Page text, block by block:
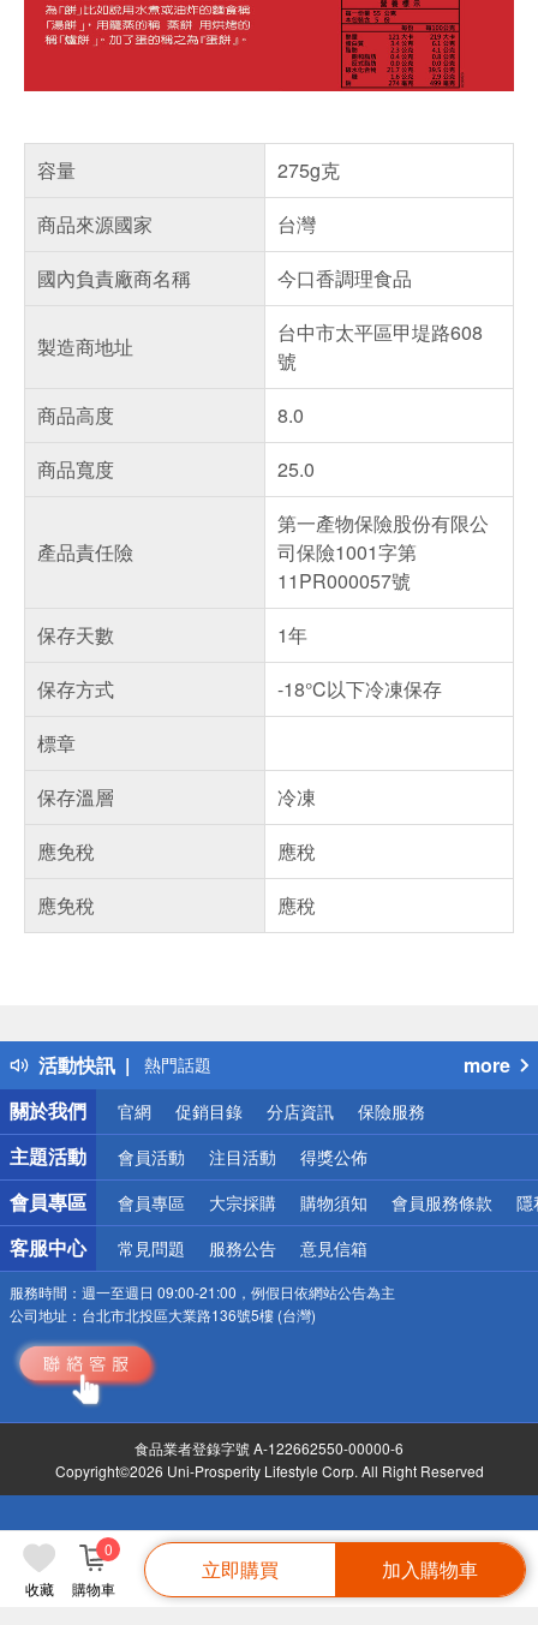
收藏 購物車
0
立即購買 加入購物車
容量
275g克
商品來源國家
台灣
國內負責廠商名稱
今口香調理食品
製造商地址
台中市太平區甲堤路608
號
商品高度
8.0
商品寬度
25.0
產品責任險
第一產物保險股份有限公
司保險1001字第
11PR000057號
保存天數
1年
保存方式
-18°C以下冷凍保存
標章
保存溫層
冷凍
應免稅
應稅
應免稅
應稅
活動快訊
得獎公告
熱門話題
銀行優惠
偏遠地區配送
詐騙網頁！請小心！
more
關於我們
官網 促銷目錄 分店資訊 保險服務
主題活動 會員活動 注目活動 得獎公佈
會員專區 會員專區 大宗採購 購物須知 會員服務條款 隱
客服中心 常見問題 服務公告 意見信箱
服務時間： 週一至週日 09:00-21:00，例假日依網站公告為主
公司地址： 台北市北投區大業路136號5樓 (台灣)
食品業者登錄字號 A-122662550-00000-6
Copyright©2026 Uni-Prosperity Lifestyle Corp. All Right Reserved